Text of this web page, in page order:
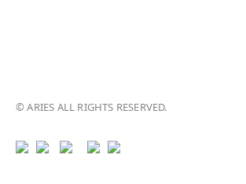
© ARIES ALL RIGHTS RESERVED.